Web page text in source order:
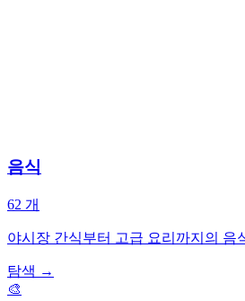
음식
62 개
야시장 간식부터 고급 요리까지의 음
탐색 →
🎨